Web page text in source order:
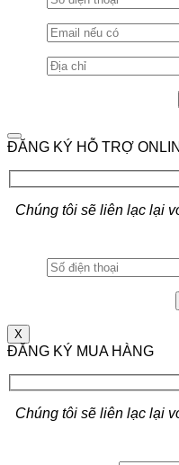
ĐĂNG KÝ HỖ TRỢ
Chúng tôi sẽ liên lạc lại
X
ĐĂNG KÝ MUA HÀNG
Chúng tôi sẽ liên lạc lại